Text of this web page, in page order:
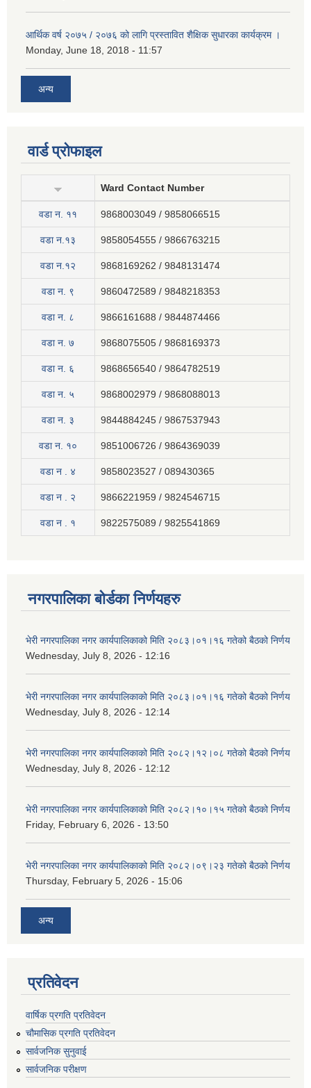
आर्थिक वर्ष २०७५ / २०७६ को लागि प्रस्तावित शैक्षिक सुधारका कार्यक्रम ।
Monday, June 18, 2018 - 11:57
अन्य
वार्ड प्रोफाइल
Ward Contact Number
वडा न‍. ११ 9868003049 / 9858066515
वडा न.१३ 9858054555 / 9866763215
वडा न.१२ 9868169262 / 9848131474
वडा न. ९ 9860472589 / 9848218353
वडा न. ८ 9866161688 / 9844874466
वडा न. ७ 9868075505 / 9868169373
वडा न. ६ 9868656540 / 9864782519
वडा न. ५ 9868002979 / 9868088013
वडा न. ३ 9844884245 / 9867537943
वडा न. १० 9851006726 / 9864369039
वडा न . ४ 9858023527 / 089430365
वडा न . २ 9866221959 / 9824546715
वडा न . १ 9822575089 / 9825541869
नगरपालिका बोर्डका निर्णयहरु
भेरी नगरपालिका नगर कार्यपालिकाको मिति २०८३।०१।१६ गतेको बैठको निर्णय
Wednesday, July 8, 2026 - 12:16
भेरी नगरपालिका नगर कार्यपालिकाको मिति २०८३।०१।१६ गतेको बैठको निर्णय
Wednesday, July 8, 2026 - 12:14
भेरी नगरपालिका नगर कार्यपालिकाको मिति २०८२।१२।०८ गतेको बैठको निर्णय
Wednesday, July 8, 2026 - 12:12
भेरी नगरपालिका नगर कार्यपालिकाको मिति २०८२।१०।१५ गतेको बैठको निर्णय
Friday, February 6, 2026 - 13:50
भेरी नगरपालिका नगर कार्यपालिकाको मिति २०८२।०९।२३ गतेको बैठको निर्णय
Thursday, February 5, 2026 - 15:06
अन्य
प्रतिवेदन
वार्षिक प्रगति प्रतिवेदन
चौमासिक प्रगति प्रतिवेदन
सार्वजनिक सुनुवाई
सार्वजनिक परीक्षण